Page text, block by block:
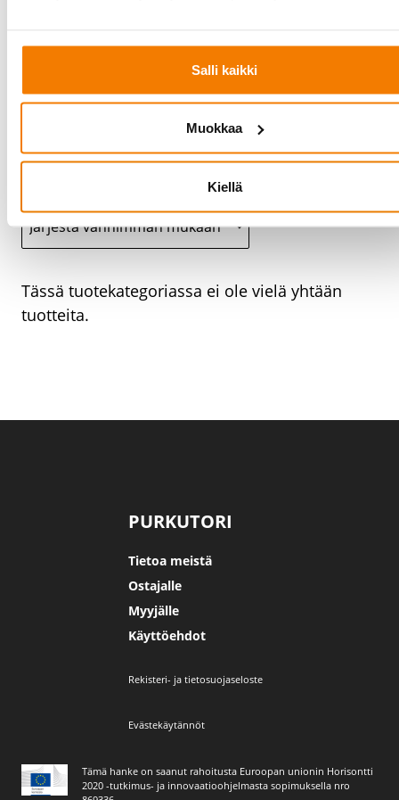
Salli kaikki
Muokkaa
Kiellä
Siltanosturit ja nostimet - Cloned(1)
Siltanosturit ja nostimet - Cloned
Siltanosturit ja
Tässä tuotekategoriassa ei ole vielä yhtään
tuotteita.
PURKUTORI
Tietoa meistä
Ostajalle
Myyjälle
Käyttöehdot
Tämä hanke on saanut rahoitusta Euroopan unionin Horisontti
2020 -tutkimus- ja innovaatioohjelmasta sopimuksella nro
Rekisteri- ja tietosuojaseloste
Evästekäytännöt